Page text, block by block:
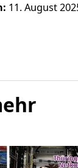
11. August